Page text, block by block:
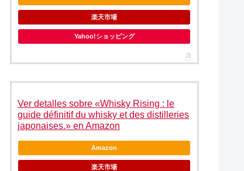
楽天市場
Yahoo!ショッピング
Ver detalles sobre «Whisky Rising : le
guide définitif du whisky et des distilleries
japonaises.» en Amazon
Amazon
楽天市場